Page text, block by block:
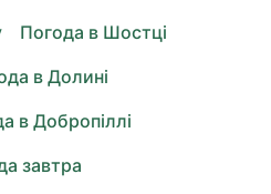
Погода в Шостці
в Долині
в Добропіллі
завтра